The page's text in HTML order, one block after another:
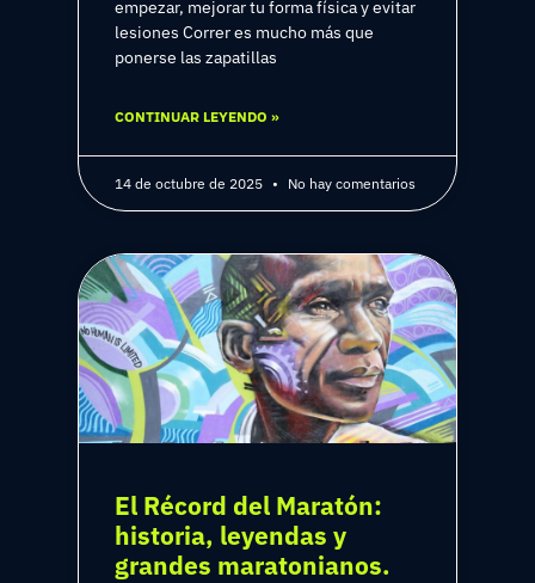
empezar, mejorar tu forma física y evitar
lesiones Correr es mucho más que
ponerse las zapatillas
CONTINUAR LEYENDO »
14 de octubre de 2025 No hay comentarios
El Récord del Maratón:
historia, leyendas y
grandes maratonianos.